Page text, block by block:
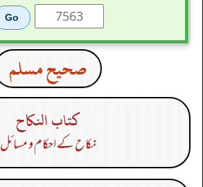
صحيح مسلم
كتاب النكاح
نکاح کے احکام و مسائل